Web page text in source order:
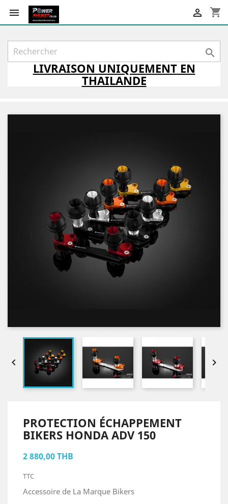
 shopping_cart


LIVRAISON UNIQUEMENTEN
THAILANDE
 
PROTECTION ÉCHAPPEMENT
BIKERS HONDA ADV 150
2 880,00 THB
TTC
Accessoire de La Marque Bikers